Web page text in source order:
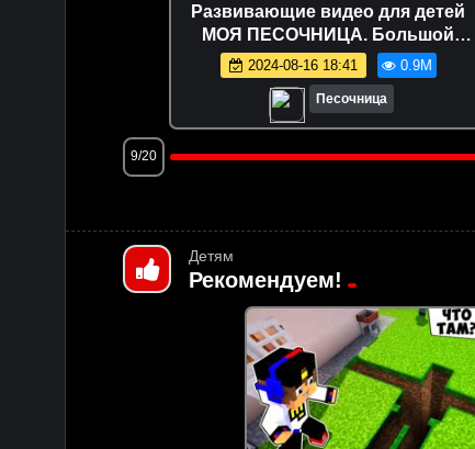
Развивающие видео для детей
МОЯ ПЕСОЧНИЦА. Большой
сборник - Лепим куличики из песка
2024-08-16 18:41 0.9M
Песочница
9/20
Детям
Рекомендуем!